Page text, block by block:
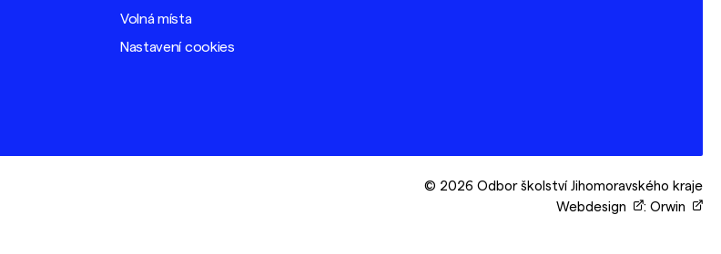
Volná místa
Nastavení cookies
© 2026 Odbor školství Jihomoravského kraje
Webdesign
: Orwin